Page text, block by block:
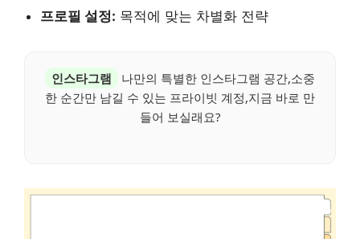
프로필 설정: 목적에 맞는 차별화 전략
인스타그램
나만의 특별한 인스타그램 공간,소중
한 순간만 남길 수 있는 프라이빗 계정,지금 바로 만
들어 보실래요?